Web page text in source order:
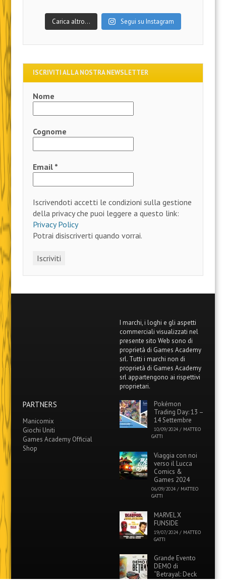
Carica altro… Segui su Instagram
ISCRIVITI ALLA NOSTRA NEWSLETTER
Nome
Cognome
Email *
Iscrivendoti accetti le condizioni sulla gestione
della privacy che puoi leggere a questo link:
Privacy Policy
Potrai disiscriverti quando vorrai.
I marchi, i loghi e gli aspetti
commerciali visualizzati nel
presente sito Web sono di
proprietà di Games Academy
srl. Tutti i marchi non di
proprietà di Games Academy
srl appartengono ai rispettivi
proprietari.
PARTNERS
Manicomix
Giochi Uniti
Games Academy Official
Shop
Pokémon
Trading Day: 13 –
14 Settembre
10/09/2024 / MATTEO
GATTI
Viaggia con noi
verso il Lucca
Comics &
Games 2024
06/09/2024 / MATTEO
GATTI
MARVEL X
FUNSIDE
19/07/2024 / MATTEO
GATTI
Grande Evento
DEMO di
“Betrayal: Deck